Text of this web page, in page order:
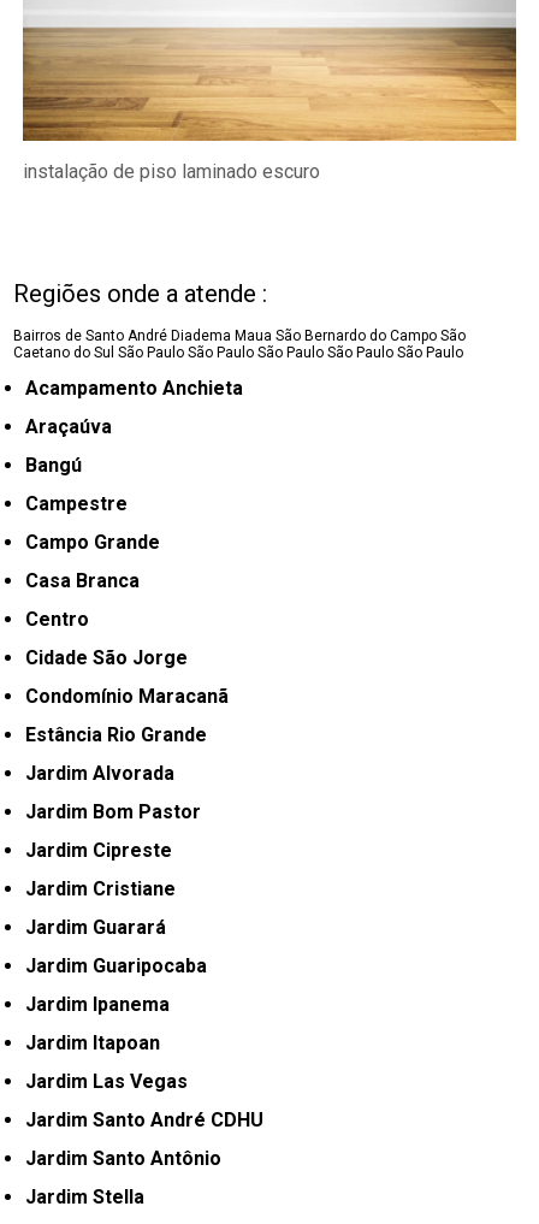
instalação de piso laminado escuro
Regiões onde a atende :
Bairros de Santo André Diadema Maua São Bernardo do Campo São
Caetano do SulSão Paulo São Paulo São Paulo São Paulo São Paulo
Acampamento Anchieta
Araçaúva
Bangú
Campestre
Campo Grande
Casa Branca
Centro
Cidade São Jorge
Condomínio Maracanã
Estância Rio Grande
Jardim Alvorada
Jardim Bom Pastor
Jardim Cipreste
Jardim Cristiane
Jardim Guarará
Jardim Guaripocaba
Jardim Ipanema
Jardim Itapoan
Jardim Las Vegas
Jardim Santo André CDHU
Jardim Santo Antônio
Jardim Stella